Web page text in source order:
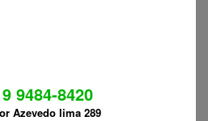
9484-8420
Azevedo lima 289